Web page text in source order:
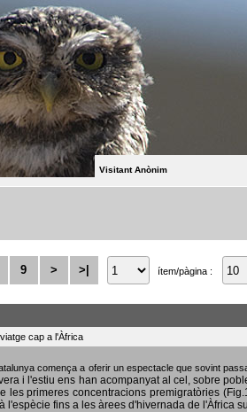
Visitant Anònim
9 > >| ítem/pàgina :
cap a l'Àfrica
comença a oferir un espectacle que sovint
i l'estiu ens han acompanyat al cel, sobre
les primeres concentracions premigratòries
fins a les àrees d'hivernada de l'Àfrica